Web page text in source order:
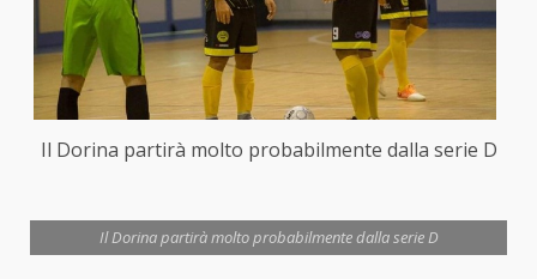
Il Dorina partirà molto probabilmente dalla serie D
Il Dorina partirà molto probabilmente dalla serie D